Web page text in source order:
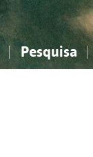
Pesquisa